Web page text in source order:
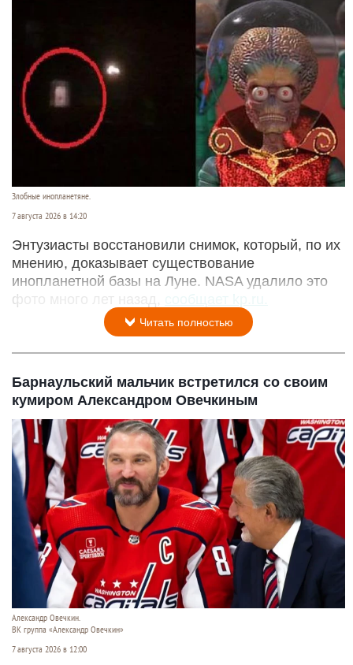
Злобные инопланетяне.
7 августа 2026 в 14:20
Энтузиасты восстановили снимок, который, по их
мнению, доказывает существование
инопланетной базы на Луне. NASA удалило это
фото много лет назад,
сообщает kp.ru.
Читать полностью
Барнаульский мальчик встретился со своим
кумиром Александром Овечкиным
Александр Овечкин.
ВК группа «Александр Овечкин»
7 августа 2026 в 12:00